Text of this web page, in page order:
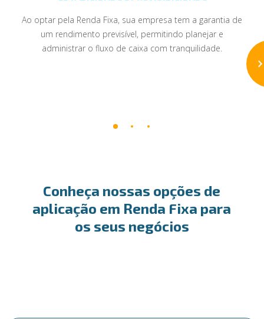
Ao optar pela Renda Fixa, sua empresa tem a garantia de
um rendimento previsível, permitindo planejar e
administrar o fluxo de caixa com tranquilidade.
Conheça nossas opções de
aplicação em Renda Fixa para
os seus negócios